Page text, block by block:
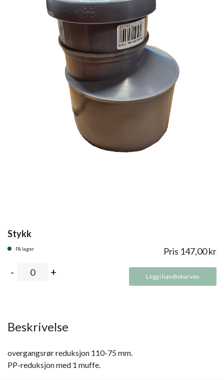
Stykk
På lager Pris 147,00kr
Legg i handlekurven
Beskrivelse
overgangsrør reduksjon 110-75 mm.
PP-reduksjon med 1 muffe.